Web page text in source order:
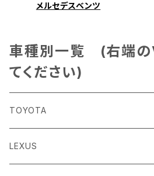
メルセデスベンツ
車種別一覧 (右端の
てください)
TOYOTA
86
LEXUS